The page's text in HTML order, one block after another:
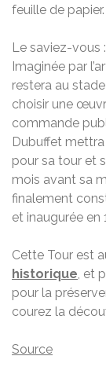
feuille de papier.
Le saviez-vous
Imaginée par
restera au
choisir une
commande
Dubuffet
pour sa tour et
mois avant sa
finalement
et inaugurée en
Cette Tour est
historique, et
pour la
courez la
Source